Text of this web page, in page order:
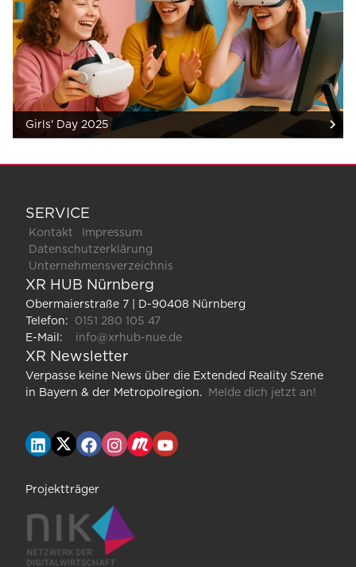
Girls' Day 2025
SERVICE
Kontakt
Impressum
Datenschutzerklärung
Unternehmensverzeichnis
XR HUB Nürnberg
Obermaierstraße 7 | D-90408 Nürnberg
Telefon:
0151 280 105 47
E-Mail:
info@xrhub-nue.de
XR Newsletter
Verpasse keine News über die Extended Reality Szene
in Bayern & der Metropolregion.
Melde dich jetzt an!
Projektträger